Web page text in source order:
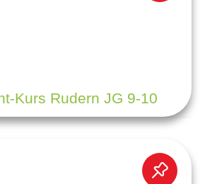
Kurs Rudern JG 9-10